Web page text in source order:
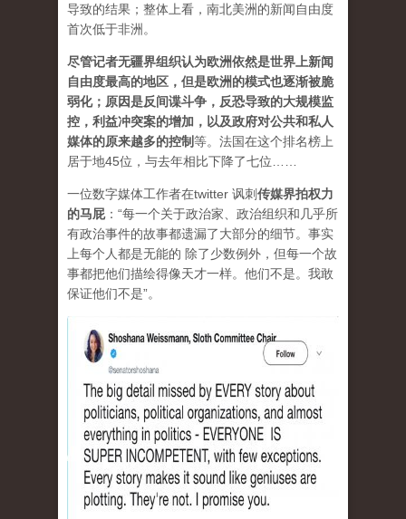
导致的结果；整体上看，南北美洲的新闻自由度
首次低于非洲。
尽管记者无疆界组织认为欧洲依然是世界上新闻
自由度最高的地区，但是欧洲的模式也逐渐被脆
弱化；原因是反间谍斗争，反恐导致的大规模监
控，利益冲突案的增加，以及政府对公共和私人
媒体的原来越多的控制等。法国在这个排名榜上
居于地45位，与去年相比下降了七位……
一位数字媒体工作者在twitter 讽刺传媒界拍权力
的马屁：“每一个关于政治家、政治组织和几乎所
有政治事件的故事都遗漏了大部分的细节。事实
上每个人都是无能的 除了少数例外，但每一个故
事都把他们描绘得像天才一样。他们不是。我敢
保证他们不是”。